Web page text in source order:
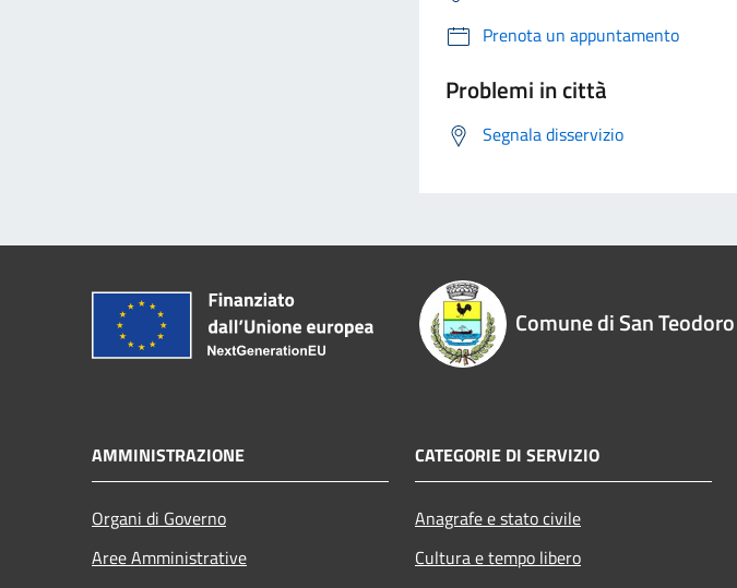
Prenota un appuntamento
Problemi in città
Segnala disservizio
Comune di San Teodoro
AMMINISTRAZIONE
Organi di Governo
Aree Amministrative
CATEGORIE DI SERVIZIO
Anagrafe e stato civile
Cultura e tempo libero